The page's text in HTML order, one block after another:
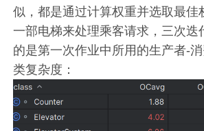
似，都是通过计算权重并选取最佳
一部电梯来处理乘客请求，三次迭
的是第一次作业中所用的生产者-
类复杂度：